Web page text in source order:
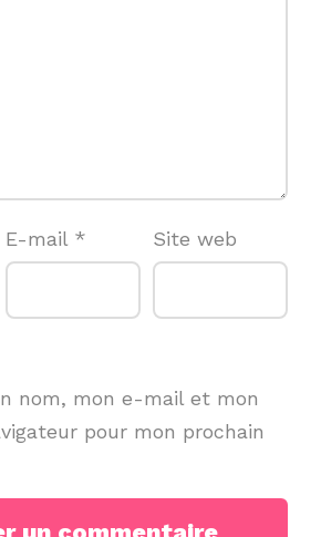
E-mail * Site web
nom, mon e-mail et mon
pour mon prochain